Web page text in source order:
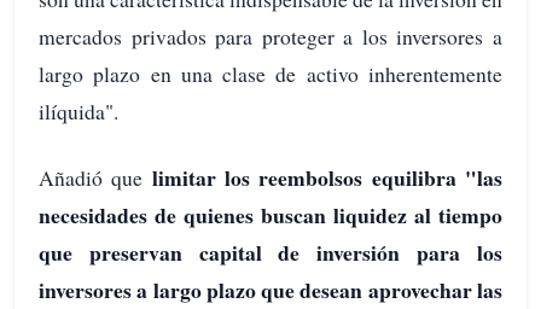
mercados privados para proteger a los inversores a
largo plazo en una clase de activo inherentemente
ilíquida".
Añadió que limitar los reembolsos equilibra "las
necesidades de quienes buscan liquidez al tiempo
que preservan capital de inversión para los
inversores a largo plazo que desean aprovechar las